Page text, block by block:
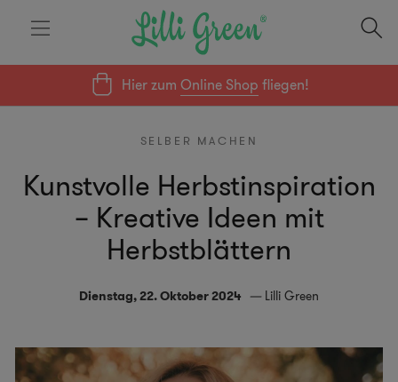
Hier zumOnline Shop fliegen!
SELBER MACHEN
Kunstvolle Herbstinspiration
– Kreative Ideen mit
Herbstblättern
Dienstag, 22. Oktober 2024 Lilli Green